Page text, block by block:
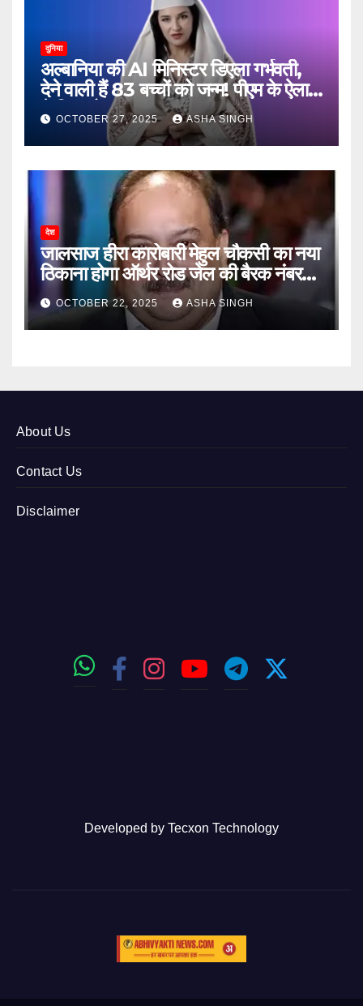
दुनिया
अल्बानिया की AI मिनिस्‍टर डिएला गर्भवती,
देने वाली हैं 83 बच्चों को जन्‍म! पीएम के ऐलान
ने किया हैरान
OCTOBER 27, 2025 ASHA SINGH
देश
जालसाज हीरा कारोबारी मेहुल चौकसी का नया
ठिकाना होगा ऑर्थर रोड जेल की बैरक नंबर
12OCTOBER 22, 2025 ASHA SINGH
About Us
Contact Us
Disclaimer
Developed by Tecxon Technology